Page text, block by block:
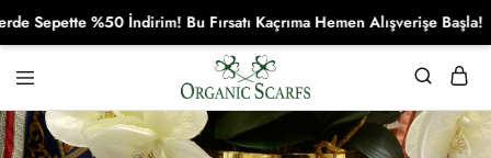
Organikscarf
%50 İndirim! Bu Fırsatı Kaçrıma Hemen Alışverişe Başla!